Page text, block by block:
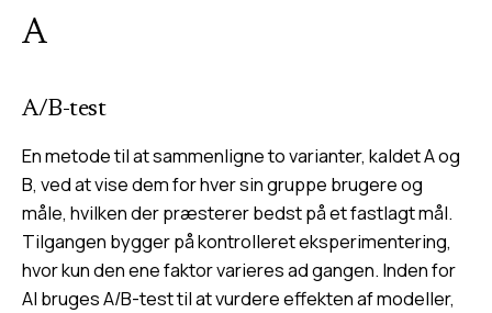
A
A/B-test
En metode til at sammenligne to varianter, kaldet A og
B, ved at vise dem for hver sin gruppe brugere og
måle, hvilken der præsterer bedst på et fastlagt mål.
Tilgangen bygger på kontrolleret eksperimentering,
hvor kun den ene faktor varieres ad gangen. Inden for
AI bruges A/B-test til at vurdere effekten af modeller,